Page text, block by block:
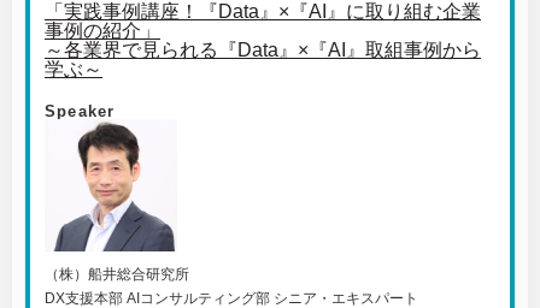
「実践事例講座！『Data』×『AI』に取り組む企業
事例の紹介」
～各業界で見られる『Data』×『AI』取組事例から
学ぶ～
Speaker
（株）船井総合研究所
DX支援本部 AIコンサルティング部 シニア・エキスパート